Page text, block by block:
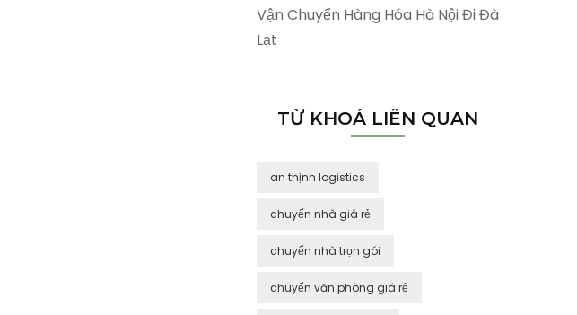
Vận Chuyển Hàng Hóa Hà Nội Đi Đà
Lạt
TỪ KHOÁ LIÊN QUAN
an thịnh logistics
chuyển nhà giá rẻ
chuyển nhà trọn gói
chuyển văn phòng giá rẻ